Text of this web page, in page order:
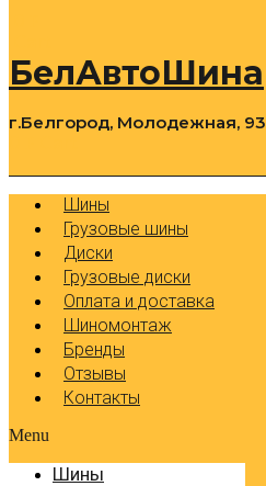
БелАвтоШина
г.Белгород, Молодежная, 93
Шины
Грузовые шины
Диски
Грузовые диски
Оплата и доставка
Шиномонтаж
Бренды
Отзывы
Контакты
Menu
Шины